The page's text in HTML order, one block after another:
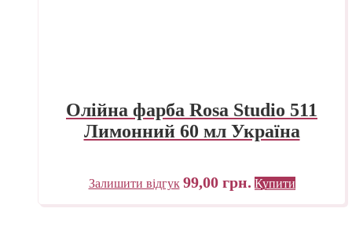
Олійна фарба Rosa Studio 511
Лимонний 60 мл Україна
Залишити відгук 99,00 грн. Купити